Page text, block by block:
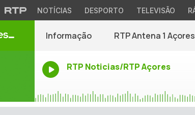
NOTÍCIAS DESPORTO TELEVISÃO
Informação RTP Antena 1 Açores
RTP Noticias/RTP Açores